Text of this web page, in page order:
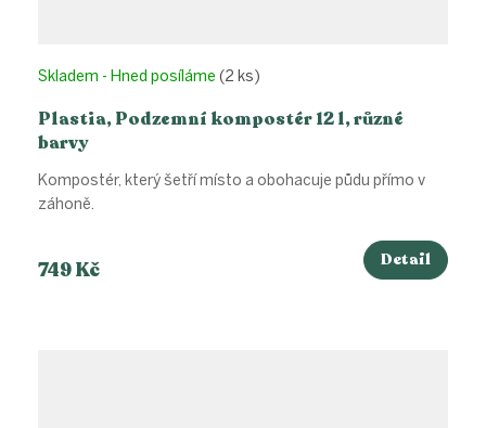
Plastia, Podzemní kompostér 12 l, různé
barvy
Skladem - Hned posíláme (2 ks)
749 Kč Detail
Kompostér, který šetří místo a obohacuje půdu přímo v
záhoně.